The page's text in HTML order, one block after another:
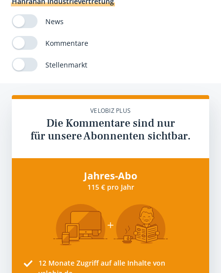
News
Kommentare
Stellenmarkt
VELOBIZ PLUS
Die Kommentare sind nur
für unsere Abonnenten sichtbar.
Jahres-Abo
115 € pro Jahr
12 Monate Zugriff auf alle Inhalte von